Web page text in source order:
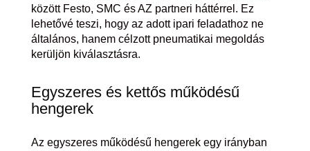
között Festo, SMC és AZ partneri háttérrel. Ez
lehetővé teszi, hogy az adott ipari feladathoz ne
általános, hanem célzott pneumatikai megoldás
kerüljön kiválasztásra.
Egyszeres és kettős működésű
hengerek
Az egyszeres működésű hengerek egy irányban